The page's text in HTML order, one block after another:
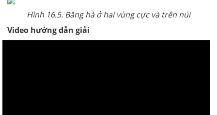
Hình 16.5. Băng hà ở hai vùng cực và trên núi
Video hướng dẫn giải